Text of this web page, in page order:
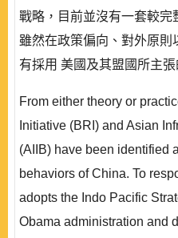
戰略，目前並沒有一套較完
雖然在政策偏向、對外原
有採用 美國及其盟國所主
From either theory or
Initiative (BRI) and Asian
(AIIB) have been identified
behaviors of China. To
adopts the Indo Pacific
Obama administration and